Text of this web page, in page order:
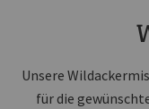
Unsere
für die